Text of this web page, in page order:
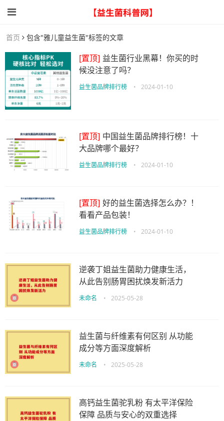
首页 包含"雅儿童益生菌"标签的文章
[置顶] 益生菌行业黑幕！你买的时
候没注意了吗？
益生菌品牌排行榜 • 2024-01-10
[置顶] 中国益生菌品牌排行榜！十
大品牌哪个最好？
益生菌品牌排行榜 • 2024-01-10
[置顶] 好的益生菌选择怎么办？！
看看产品包装！
益生菌品牌排行榜 • 2024-01-10
逆袭丁姐益生菌助力健康生活，
从此告别肠胃困扰焕发新活力
未命名 • 2025-05-28
益生菌与纤维素有何区别 从功能
成分等方面深度解析
未命名 • 2025-05-28
高钙益生菌驼乳粉 有太平洋保险
保障 品质与安心的双重选择